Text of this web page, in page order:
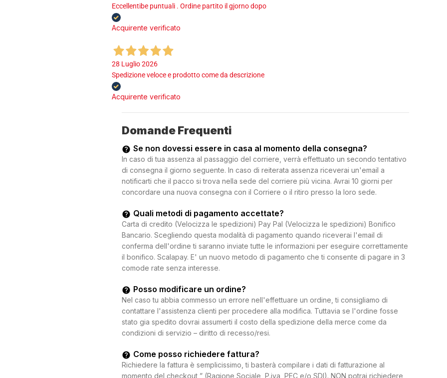
Eccellentibe puntuali . Ordine partito il gjorno dopo
Acquirente verificato
28 Luglio 2026
Spedizione veloce e prodotto come da descrizione
Acquirente verificato
Domande Frequenti
Se non dovessi essere in casa al momento della consegna?
In caso di tua assenza al passaggio del corriere, verrà effettuato un secondo tentativo
di consegna il giorno seguente. In caso di reiterata assenza riceverai un'email a
notificarti che il pacco si trova nella sede del corriere più vicina. Avrai 10 giorni per
concordare una nuova consegna con il Corriere o il ritiro presso la loro sede.
Quali metodi di pagamento accettate?
Carta di credito (Velocizza le spedizioni) Pay Pal (Velocizza le spedizioni) Bonifico
Bancario. Scegliendo questa modalità di pagamento quando riceverai l'email di
conferma dell'ordine ti saranno inviate tutte le informazioni per eseguire correttamente
il bonifico. Scalapay. E' un nuovo metodo di pagamento che ti consente di pagare in 3
comode rate senza interesse.
Posso modificare un ordine?
Nel caso tu abbia commesso un errore nell'effettuare un ordine, ti consigliamo di
contattare l'assistenza clienti per procedere alla modifica. Tuttavia se l'ordine fosse
stato gia spedito dovrai assumerti il costo della spedizione della merce come da
condizioni di servizio – diritto di recesso/resi.
Come posso richiedere fattura?
Richiedere la fattura è semplicissimo, ti basterà compilare i dati di fatturazione al
momento del checkout ” (Ragione Sociale, P.iva, PEC e/o SDI). NON potrai richiedere